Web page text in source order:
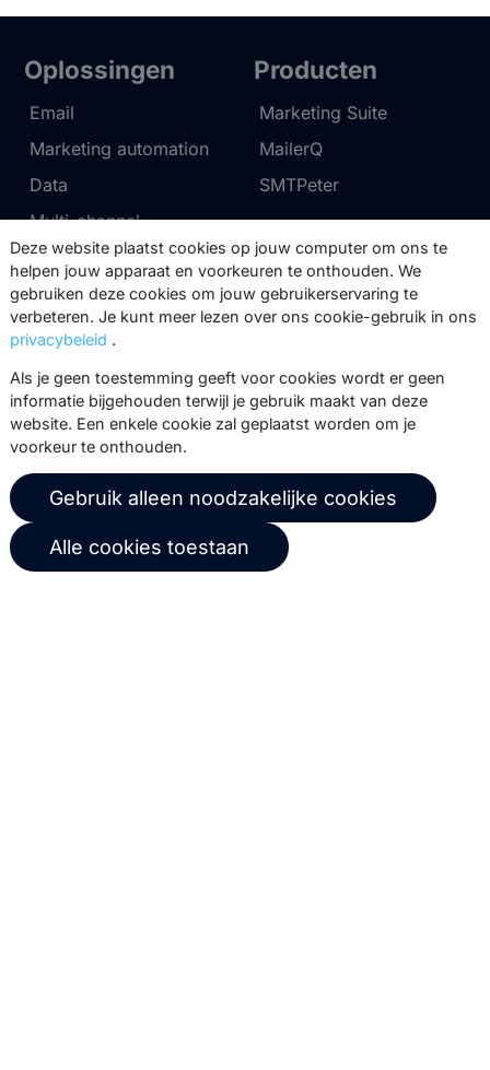
Oplossingen
Email
Marketing automation
Data
Multi-channel
Producten
Marketing Suite
MailerQ
SMTPeter
Tarieven
Marketing Suite tarieven
MailerQ tarieven
Support
Partnernetwerk
Trainingen
Stuur een ticket
Over ons
Copernica-nieuws
Carrière bij Copernica
Copernica BV
De Ruijterkade 112
1011 AB
Deze website plaatst cookies op jouw computer om ons te
helpen jouw apparaat en voorkeuren te onthouden. We
gebruiken deze cookies om jouw gebruikerservaring te
verbeteren. Je kunt meer lezen over ons cookie-gebruik in ons
privacybeleid .
Als je geen toestemming geeft voor cookies wordt er geen
informatie bijgehouden terwijl je gebruik maakt van deze
website. Een enkele cookie zal geplaatst worden om je
voorkeur te onthouden.
Gebruik alleen noodzakelijke cookies
Alle cookies toestaan